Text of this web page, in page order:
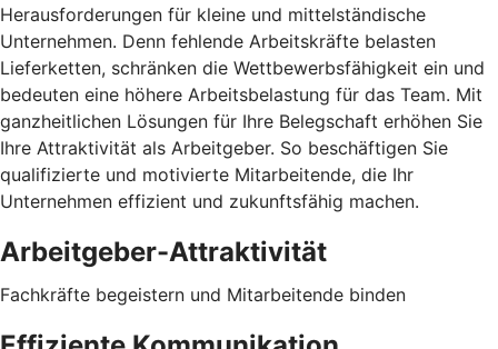
Herausforderungen für kleine und mittelständische
Unternehmen. Denn fehlende Arbeitskräfte belasten
Lieferketten, schränken die Wettbewerbsfähigkeit ein und
bedeuten eine höhere Arbeitsbelastung für das Team. Mit
ganzheitlichen Lösungen für Ihre Belegschaft erhöhen Sie
Ihre Attraktivität als Arbeitgeber. So beschäftigen Sie
qualifizierte und motivierte Mitarbeitende, die Ihr
Unternehmen effizient und zukunftsfähig machen.
Arbeitgeber-Attraktivität
Fachkräfte begeistern und Mitarbeitende binden